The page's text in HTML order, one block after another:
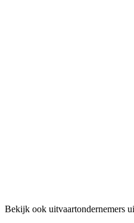
Bekijk ook uitvaartondernemers